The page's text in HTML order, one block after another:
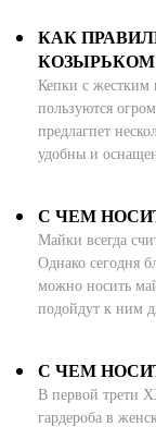
КАК
Кепки с жестким
пользуются
предлагпет
удобны и
С ЧЕМ
Майки всегда
Однако сегодня
можно носить
подойдут к ним
С ЧЕМ
В первой трети
гардероба в